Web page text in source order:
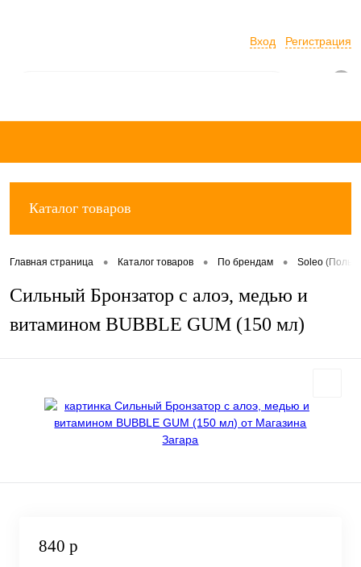
Вход Регистрация
Каталог товаров
Главная страница • Каталог товаров • По брендам • Soleo
Сильный Бронзатор с алоэ, медью и
витамином BUBBLE GUM (150 мл)
840 р